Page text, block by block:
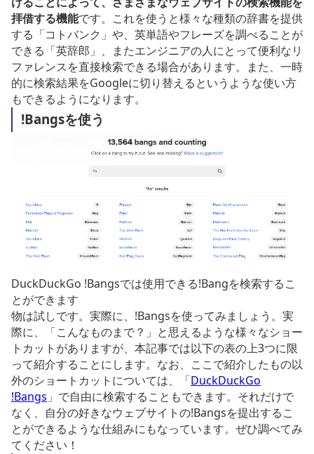
拝借する機能です。これを使うと様々な種類の辞書を提供
する「コトバンク」や、英単語やフレーズを調べることが
できる「英辞郎」、またエンジニアの人にとって便利なリ
ファレンスを直接検索できる場合があります。また、一時
的に検索結果をGoogleに切り替えるというような使い方
もできるようになります。
!Bangsを使う
DuckDuckGo !Bangsでは使用できる!Bangを検索するこ
とができます
物は試しです。実際に、!Bangsを使ってみましょう。実
際に、「こんなものまで？」と思えるような様々なショー
トカットがありますが、本記事では以下の表の上3つに限
って紹介することにします。なお、ここで紹介したもの以
外のショートカットについては、「DuckDuckGo
!Bangs 」で自由に検索することもできます。それだけで
なく、自分の好きなウェブサイトの!Bangsを提出するこ
とができるような仕組みにもなっています。ぜひ調べてみ
てください！